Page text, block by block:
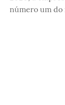
número um do